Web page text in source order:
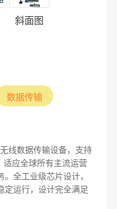
斜面图
数据传输
线数据传输设备，支持
适应全球所有主流运营
全工业级芯片设计，
定运行，设计完全满足